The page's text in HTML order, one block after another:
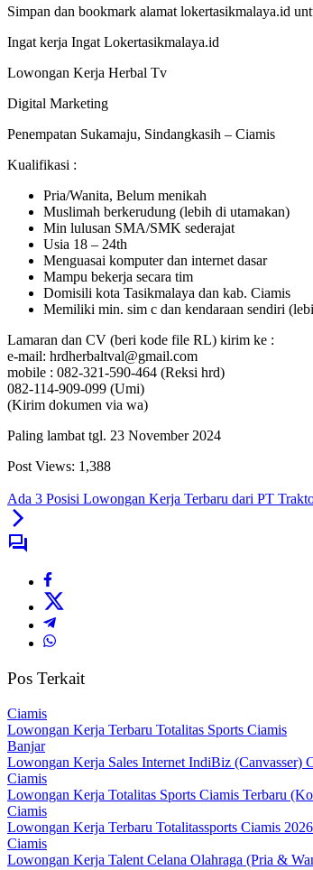
Simpan dan bookmark alamat lokertasikmalaya.id
Ingat kerja Ingat Lokertasikmalaya.id
Lowongan Kerja Herbal Tv
Digital Marketing
Penempatan Sukamaju, Sindangkasih – Ciamis
Kualifikasi :
Pria/Wanita, Belum menikah
Muslimah berkerudung (lebih di utamakan)
Min lulusan SMA/SMK sederajat
Usia 18 – 24th
Menguasai komputer dan internet dasar
Mampu bekerja secara tim
Domisili kota Tasikmalaya dan kab. Ciamis
Memiliki min. sim c dan kendaraan sendiri
Lamaran dan CV (beri kode file RL) kirim ke :
e-mail: hrdherbaltval@gmail.com
mobile : 082-321-590-464 (Reksi hrd)
082-114-909-099 (Umi)
(Kirim dokumen via wa)
Paling lambat tgl. 23 November 2024
Post Views: 1,388
Ada 3 Posisi Lowongan Kerja Terbaru dari PT
Pos Terkait
Ciamis
Lowongan Kerja Terbaru Totalitas Sports Ciamis
Banjar
Lowongan Kerja Sales Internet IndiBiz (Canvasser)
Ciamis
Lowongan Kerja Totalitas Sports Ciamis Terbaru
Ciamis
Lowongan Kerja Terbaru Totalitassports Ciamis
Ciamis
Lowongan Kerja Talent Celana Olahraga (Pria &